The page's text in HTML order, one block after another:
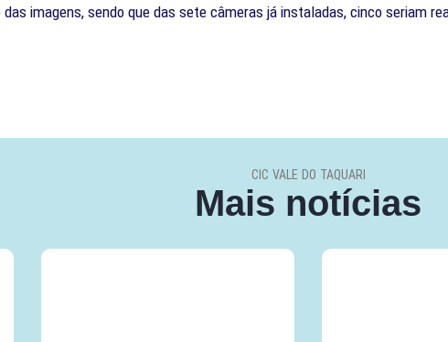
imagens, sendo que das sete câmeras já instaladas, cinco seriam
CIC VALE DO TAQUARI
Mais notícias